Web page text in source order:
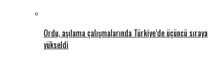
Ordu, aşılama çalışmalarında Türkiye’de üçüncü sıraya
yükseldi